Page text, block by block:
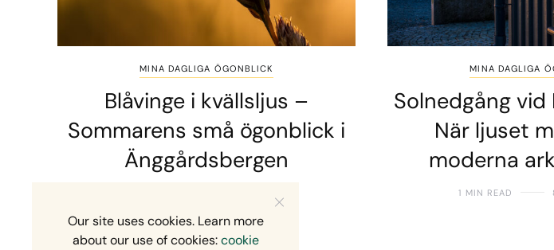
MINA DAGLIGA ÖGONBLICK
Blåvinge i kvällsljus –
Sommarens små ögonblick i
Änggårdsbergen
MINA DAGLIGA
Solnedgång vid
När ljuset
moderna
1 MIN READ
Our site uses cookies. Learn more
about our use of cookies:cookie